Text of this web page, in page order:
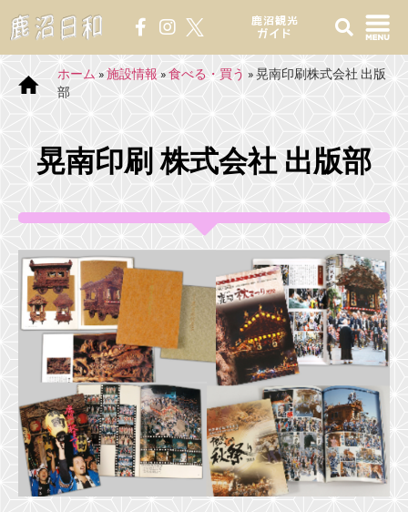
鹿沼観光
ガイド
ホーム »施設情報 »食べる・買う »晃南印刷株式会社 出版
部
晃南印刷 株式会社 出版部